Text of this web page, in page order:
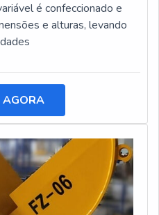
é confeccionado e
e alturas, levando
AGORA